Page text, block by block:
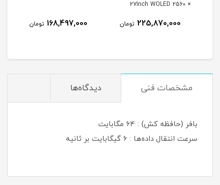
27Inch WOLED 2560 ×
250Nits Matte ROG OLED
225,870,000 تومان 168,497,000 تومان
مشخصات فنی دیدگاه‌ها
بافر (حافظه کش) : 64 مگابایت
سرعت انتقال داده‌ها : 6 گیگابایت بر ثانیه